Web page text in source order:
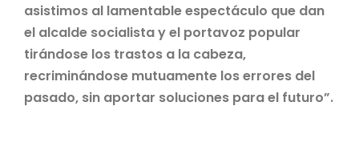
asistimos al lamentable espectáculo que dan
el alcalde socialista y el portavoz popular
tirándose los trastos a la cabeza,
recriminándose mutuamente los errores del
pasado, sin aportar soluciones para el futuro”.